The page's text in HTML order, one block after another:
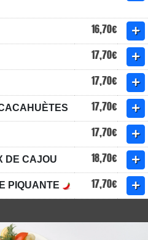
16,70€
17,70€
17,70€
17,70€
17,70€
DE CAJOU 18,70€
PIQUANTE 17,70€